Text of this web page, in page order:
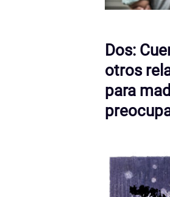
Dos:
otros
para